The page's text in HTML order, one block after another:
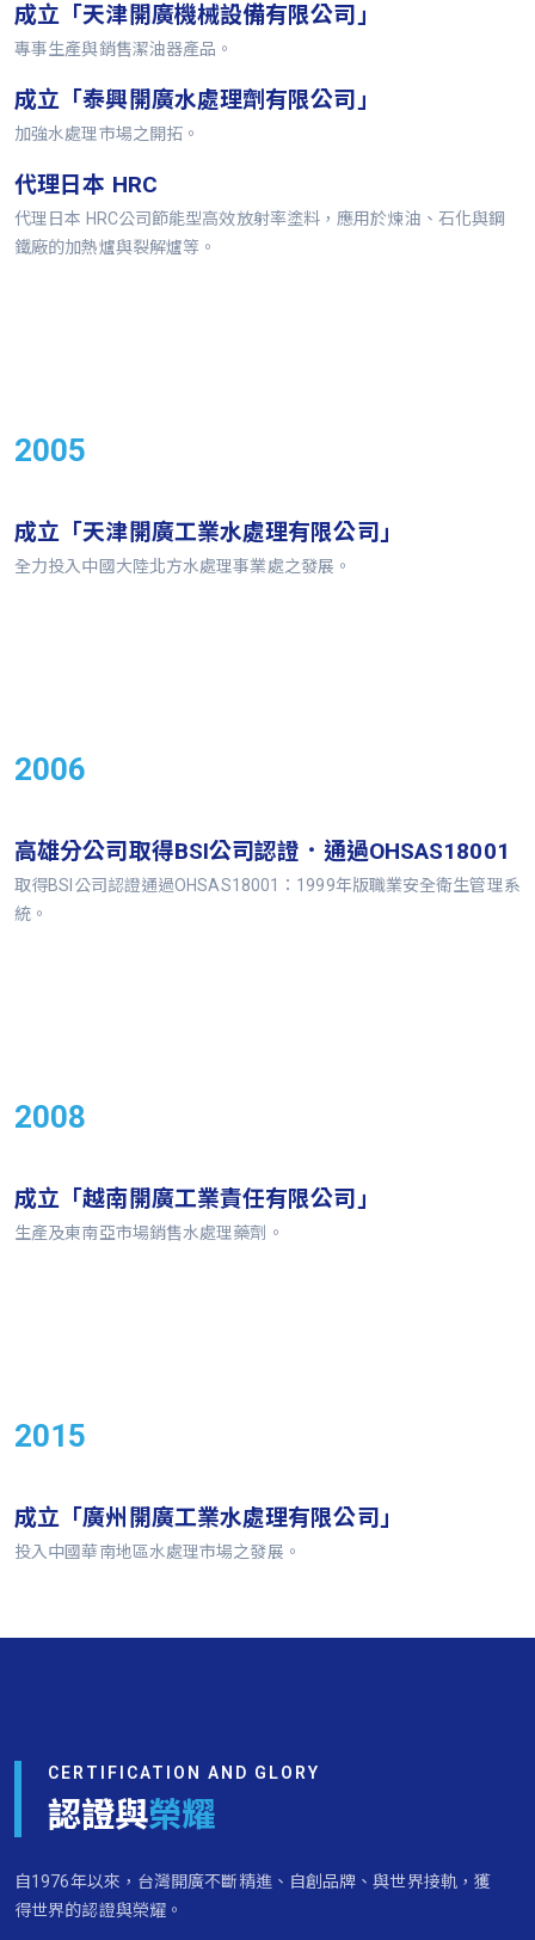
成立「天津開廣機械設備有限公司」
專事生產與銷售潔油器產品。
成立「泰興開廣水處理劑有限公司」
加強水處理市場之開拓。
代理日本 HRC
代理日本 HRC公司節能型高效放射率塗料，應用於煉油、石化與鋼
鐵廠的加熱爐與裂解爐等。
2005
成立「天津開廣工業水處理有限公司」
全力投入中國大陸北方水處理事業處之發展。
2006
高雄分公司取得BSI公司認證．通過OHSAS18001
取得BSI公司認證通過OHSAS18001：1999年版職業安全衛生管理系
統。
2008
成立「越南開廣工業責任有限公司」
生產及東南亞市場銷售水處理藥劑。
2015
成立「廣州開廣工業水處理有限公司」
投入中國華南地區水處理市場之發展。
CERTIFICATION AND GLORY
認證與榮耀
自1976年以來，台灣開廣不斷精進、自創品牌、與世界接軌，獲
得世界的認證與榮耀。